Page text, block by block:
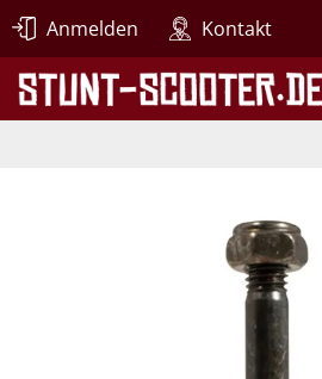
Anmelden Kontakt